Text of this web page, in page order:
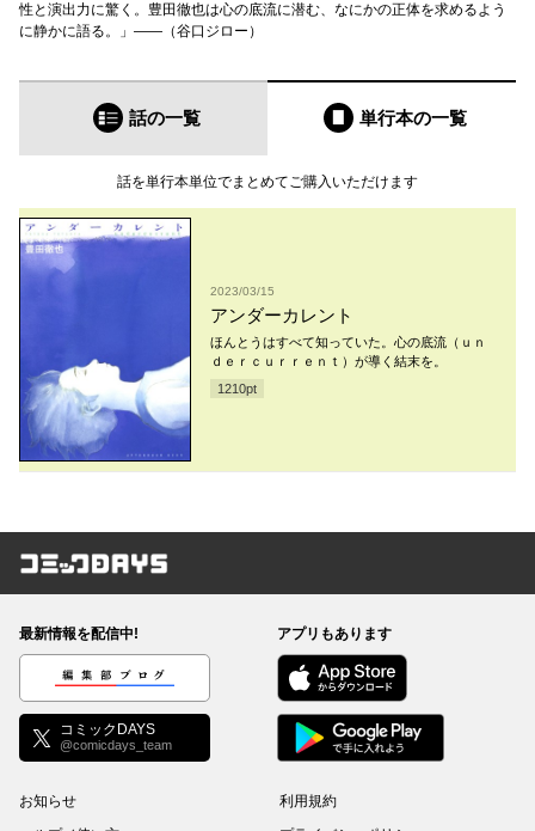
性と演出力に驚く。豊田徹也は心の底流に潜む、なにかの正体を求めるよう
に静かに語る。」――（谷口ジロー）
話の一覧 単行本の一覧
話を単行本単位でまとめてご購入いただけます
2023/03/15
アンダーカレント
ほんとうはすべて知っていた。心の底流（ｕｎ
ｄｅｒｃｕｒｒｅｎｔ）が導く結末を。
1210pt
コミックDAYS
最新情報を配信中!
編集部ブログ
コミックDAYS
@comicdays_team
アプリもあります
お知らせ
利用規約